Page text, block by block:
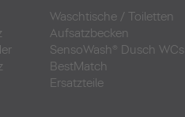
Waschtische / Toiletten
Aufsatzbecken
SensoWash® Dusch WCs
BestMatch
Ersatzteile